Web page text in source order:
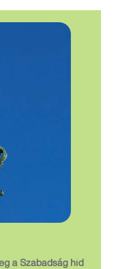
a Szabadság híd